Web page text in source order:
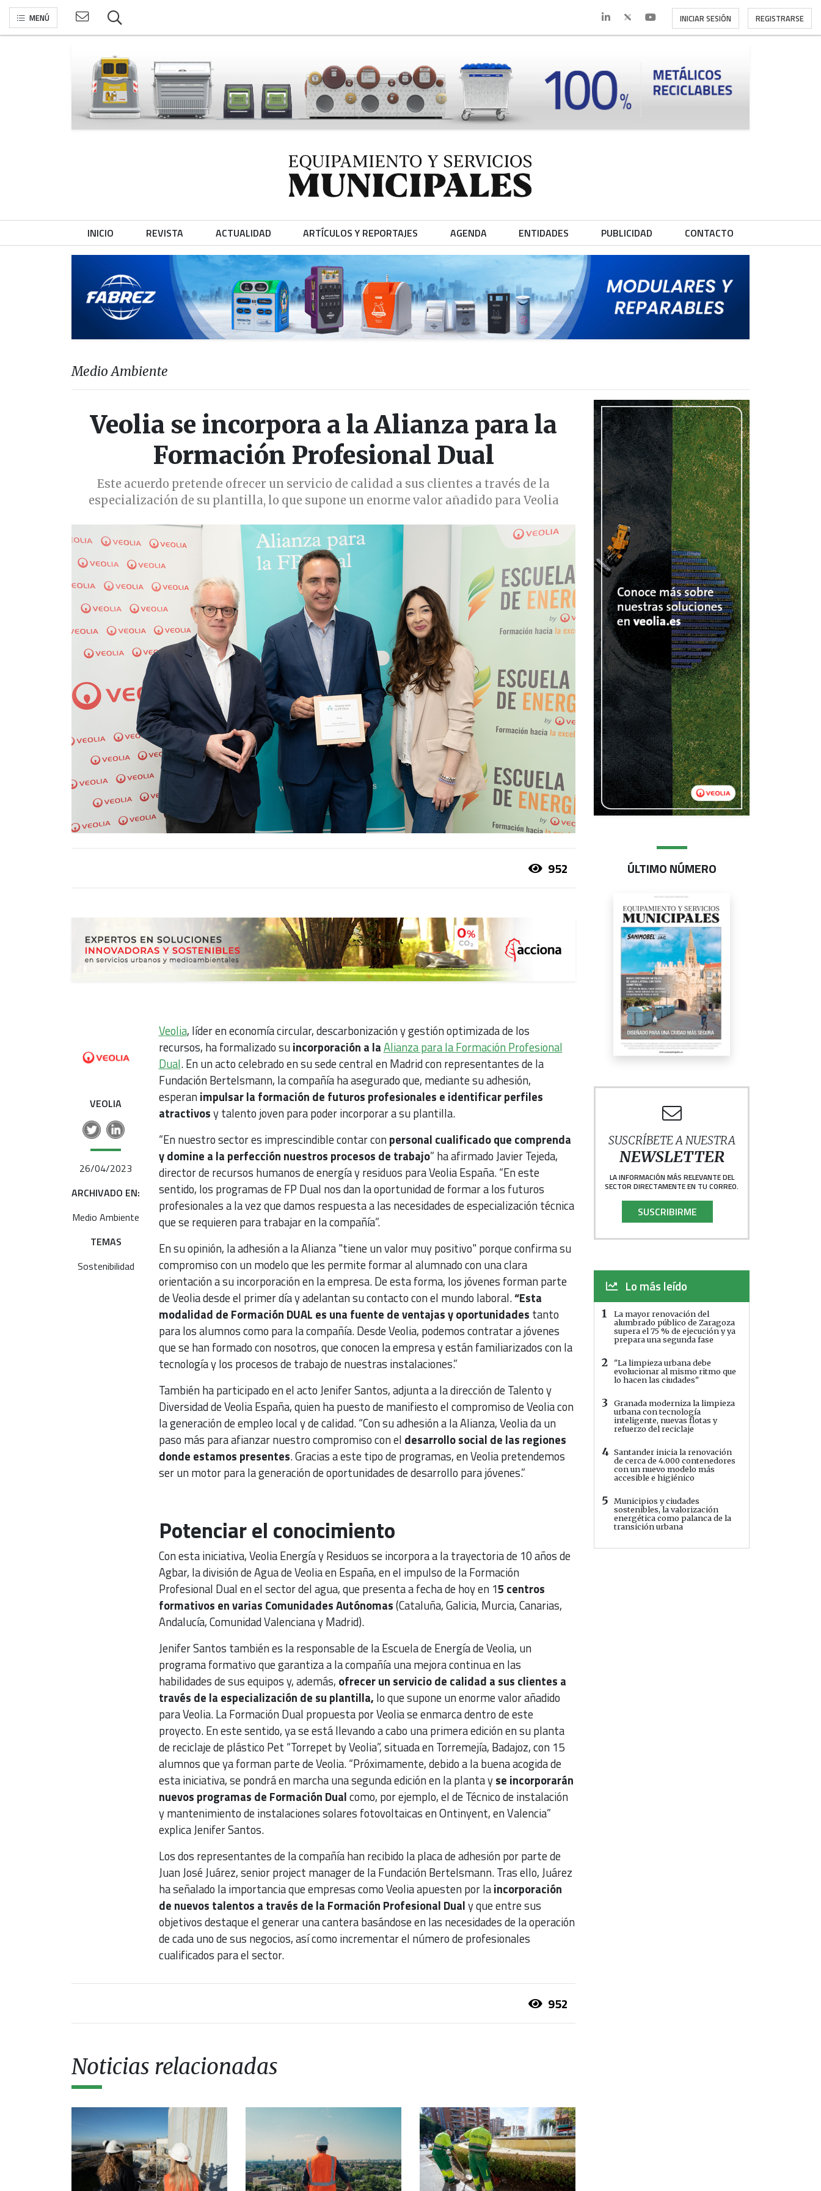
MENÚ INICIAR SESIÓN REGISTRARSE
INICIO REVISTA ACTUALIDAD ARTÍCULOS Y REPORTAJES AGENDA ENTIDADES PUBLICIDAD CONTACTO
Medio Ambiente
Veolia se incorpora a la Alianza para la
Formación Profesional Dual
Este acuerdo pretende ofrecer un servicio de calidad a sus clientes a través de la
especialización de su plantilla, lo que supone un enorme valor añadido para Veolia
952
VEOLIA
26/04/2023
ARCHIVADO EN:
Medio Ambiente
TEMAS
Sostenibilidad
Veolia, líder en economía circular, descarbonización y gestión optimizada de los
recursos, ha formalizado suincorporación a laAlianza para la Formación Profesional
Dual. En un acto celebrado en su sede central en Madrid con representantes de la
Fundación Bertelsmann, la compañía ha asegurado que, mediante su adhesión,
esperanimpulsar la formación de futuros profesionales e identificar perfiles
atractivosy talento joven para poder incorporar a su plantilla.
“En nuestro sector es imprescindible contar conpersonal cualificado que comprenda
y domine a la perfección nuestros procesos de trabajo” ha afirmado Javier Tejeda,
director de recursos humanos de energía y residuos para Veolia España. “En este
sentido, los programas de FP Dual nos dan la oportunidad de formar a los futuros
profesionales a la vez que damos respuesta a las necesidades de especialización técnica
que se requieren para trabajar en la compañía”.
En su opinión, la adhesión a la Alianza "tiene un valor muy positivo" porque confirma su
compromiso con un modelo que les permite formar al alumnado con una clara
orientación a su incorporación en la empresa. De esta forma, los jóvenes forman parte
de Veolia desde el primer día y adelantan su contacto con el mundo laboral.“Esta
modalidad de Formación DUAL es una fuente de ventajas y oportunidades tanto
para los alumnos como para la compañía. Desde Veolia, podemos contratar a jóvenes
que se han formado con nosotros, que conocen la empresa y están familiarizados con la
tecnología y los procesos de trabajo de nuestras instalaciones.”
También ha participado en el acto Jenifer Santos, adjunta a la dirección de Talento y
Diversidad de Veolia España, quien ha puesto de manifiesto el compromiso de Veolia con
la generación de empleo local y de calidad. “Con su adhesión a la Alianza, Veolia da un
paso más para afianzar nuestro compromiso con el desarrollo social de las regiones
donde estamos presentes. Gracias a este tipo de programas, en Veolia pretendemos
ser un motor para la generación de oportunidades de desarrollo para jóvenes.”
Potenciar el conocimiento
Con esta iniciativa, Veolia Energía y Residuos se incorpora a la trayectoria de 10 años de
Agbar, la división de Agua de Veolia en España, en el impulso de la Formación
Profesional Dual en el sector del agua, que presenta a fecha de hoy en 15 centros
formativos en varias Comunidades Autónomas(Cataluña, Galicia, Murcia, Canarias,
Andalucía, Comunidad Valenciana y Madrid).
Jenifer Santos también es la responsable de la Escuela de Energía de Veolia, un
programa formativo que garantiza a la compañía una mejora continua en las
habilidades de sus equipos y, además, ofrecer un servicio de calidad a sus clientes a
través de la especialización de su plantilla, lo que supone un enorme valor añadido
para Veolia. La Formación Dual propuesta por Veolia se enmarca dentro de este
proyecto. En este sentido, ya se está llevando a cabo una primera edición en su planta
de reciclaje de plástico Pet “Torrepet by Veolia”, situada en Torremejía, Badajoz, con 15
alumnos que ya forman parte de Veolia. “Próximamente, debido a la buena acogida de
esta iniciativa, se pondrá en marcha una segunda edición en la planta yse incorporarán
nuevos programas de Formación Dualcomo, por ejemplo, el de Técnico de instalación
y mantenimiento de instalaciones solares fotovoltaicas en Ontinyent, en Valencia”
explica Jenifer Santos.
Los dos representantes de la compañía han recibido la placa de adhesión por parte de
Juan José Juárez, senior project manager de la Fundación Bertelsmann. Tras ello, Juárez
ha señalado la importancia que empresas como Veolia apuesten por laincorporación
de nuevos talentos a través de la Formación Profesional Dualy que entre sus
objetivos destaque el generar una cantera basándose en las necesidades de la operación
de cada uno de sus negocios, así como incrementar el número de profesionales
cualificados para el sector.
952
Noticias relacionadas
ÚLTIMO NÚMERO
SUSCRÍBETE A NUESTRA
NEWSLETTER
LA INFORMACIÓN MÁS RELEVANTE DEL
SECTOR DIRECTAMENTE EN TU CORREO.
SUSCRIBIRME
Lo más leído
1
La mayor renovación del
alumbrado público de Zaragoza
supera el 75 % de ejecución y ya
prepara una segunda fase
2
"La limpieza urbana debe
evolucionar al mismo ritmo que
lo hacen las ciudades"
3
Granada moderniza la limpieza
urbana con tecnología
inteligente, nuevas flotas y
refuerzo del reciclaje
4 Santander inicia la renovación
de cerca de 4.000 contenedores
con un nuevo modelo más
accesible e higiénico
5
Municipios y ciudades
sostenibles, la valorización
energética como palanca de la
transición urbana